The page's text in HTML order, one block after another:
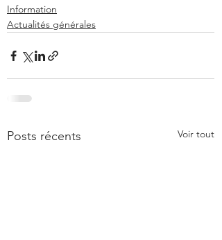
Information
Actualités générales
Posts récents Voir tout